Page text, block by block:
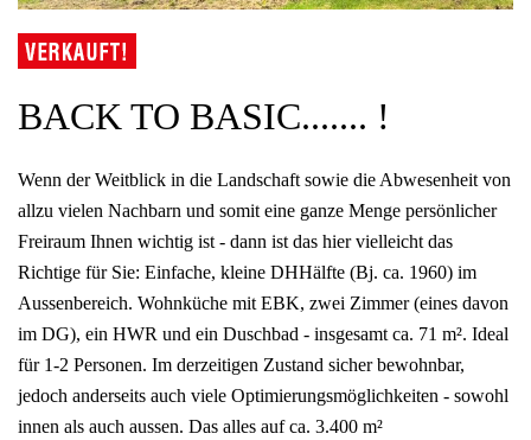
BACK TO BASIC....... !
Wenn der Weitblick in die Landschaft sowie die Abwesenheit von
allzu vielen Nachbarn und somit eine ganze Menge persönlicher
Freiraum Ihnen wichtig ist - dann ist das hier vielleicht das
Richtige für Sie: Einfache, kleine DHHälfte (Bj. ca. 1960) im
Aussenbereich. Wohnküche mit EBK, zwei Zimmer (eines davon
im DG), ein HWR und ein Duschbad - insgesamt ca. 71 m². Ideal
für 1-2 Personen. Im derzeitigen Zustand sicher bewohnbar,
jedoch anderseits auch viele Optimierungsmöglichkeiten - sowohl
innen als auch aussen. Das alles auf ca. 3.400 m²